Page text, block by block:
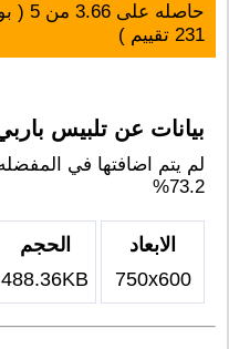
حاصله على3.66 من5
(
231 تقييم )
بيانات عن تلبيس
لم يتم اضافتها في
73.2%
الابعاد
750x600
الحجم
488.36KB